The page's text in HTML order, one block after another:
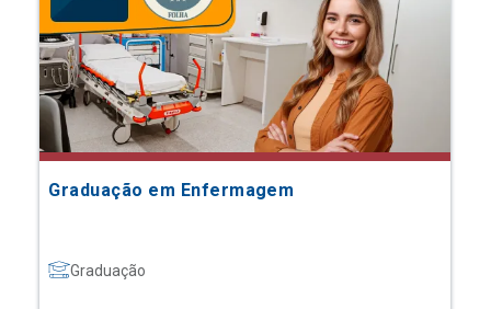
Graduação em Enfermagem
Graduação